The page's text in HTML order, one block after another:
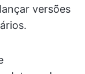
versões